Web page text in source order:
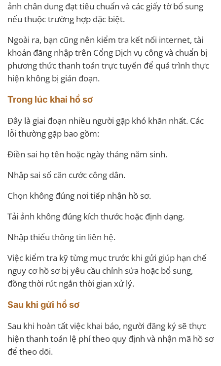
ảnh chân dung đạt tiêu chuẩn và các giấy tờ bổ sung
nếu thuộc trường hợp đặc biệt.
Ngoài ra, bạn cũng nên kiểm tra kết nối internet, tài
khoản đăng nhập trên Cổng Dịch vụ công và chuẩn bị
phương thức thanh toán trực tuyến để quá trình thực
hiện không bị gián đoạn.
Trong lúc khai hồ sơ
Đây là giai đoạn nhiều người gặp khó khăn nhất. Các
lỗi thường gặp bao gồm:
Điền sai họ tên hoặc ngày tháng năm sinh.
Nhập sai số căn cước công dân.
Chọn không đúng nơi tiếp nhận hồ sơ.
Tải ảnh không đúng kích thước hoặc định dạng.
Nhập thiếu thông tin liên hệ.
Việc kiểm tra kỹ từng mục trước khi gửi giúp hạn chế
nguy cơ hồ sơ bị yêu cầu chỉnh sửa hoặc bổ sung,
đồng thời rút ngắn thời gian xử lý.
Sau khi gửi hồ sơ
Sau khi hoàn tất việc khai báo, người đăng ký sẽ thực
hiện thanh toán lệ phí theo quy định và nhận mã hồ sơ
để theo dõi.